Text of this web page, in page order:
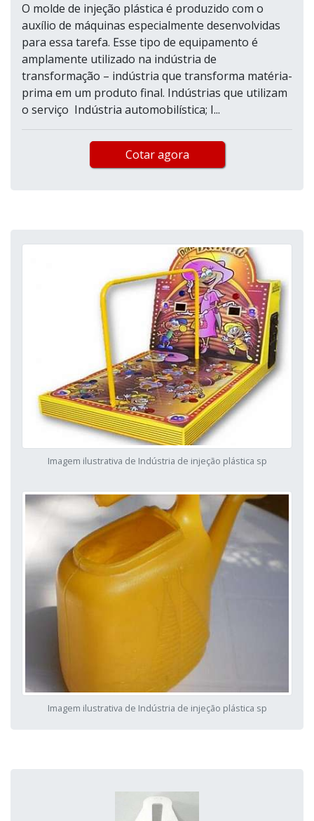
O molde de injeção plástica é produzido com o
auxílio de máquinas especialmente desenvolvidas
para essa tarefa. Esse tipo de equipamento é
amplamente utilizado na indústria de
transformação – indústria que transforma matéria-
prima em um produto final. Indústrias que utilizam
o serviço Indústria automobilística; I...
Cotar agora
Imagem ilustrativa de Indústria de injeção plástica sp
Imagem ilustrativa de Indústria de injeção plástica sp